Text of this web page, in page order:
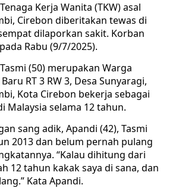
Tenaga Kerja Wanita (TKW) asal
Cirebon diberitakan tewas di
dilaporkan sakit. Korban
Rabu (9/7/2025).
(50) merupakan Warga
RT 3 RW 3, Desa Sunyaragi,
Kota Cirebon bekerja sebagai
Malaysia selama 12 tahun.
sang adik, Apandi (42), Tasmi
2013 dan belum pernah pulang
“Kalau dihitung dari
12 tahun kakak saya di sana, dan
Kata Apandi.